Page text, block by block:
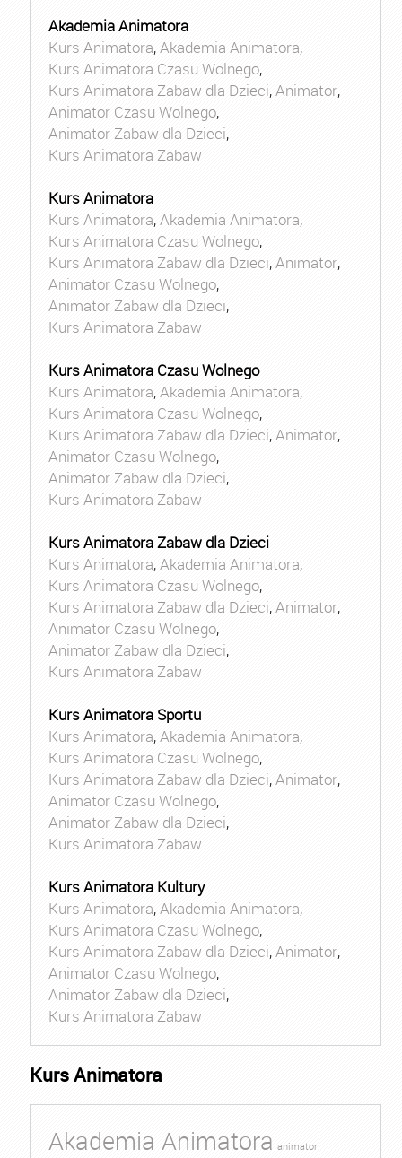
Akademia Animatora
Kurs Animatora,Akademia Animatora,
Kurs Animatora Czasu Wolnego,
Kurs Animatora Zabaw dla Dzieci,Animator,
Animator Czasu Wolnego,
Animator Zabaw dla Dzieci,
Kurs Animatora Zabaw
Kurs Animatora
Kurs Animatora,Akademia Animatora,
Kurs Animatora Czasu Wolnego,
Kurs Animatora Zabaw dla Dzieci,Animator,
Animator Czasu Wolnego,
Animator Zabaw dla Dzieci,
Kurs Animatora Zabaw
Kurs Animatora Czasu Wolnego
Kurs Animatora,Akademia Animatora,
Kurs Animatora Czasu Wolnego,
Kurs Animatora Zabaw dla Dzieci,Animator,
Animator Czasu Wolnego,
Animator Zabaw dla Dzieci,
Kurs Animatora Zabaw
Kurs Animatora Zabaw dla Dzieci
Kurs Animatora,Akademia Animatora,
Kurs Animatora Czasu Wolnego,
Kurs Animatora Zabaw dla Dzieci,Animator,
Animator Czasu Wolnego,
Animator Zabaw dla Dzieci,
Kurs Animatora Zabaw
Kurs Animatora Sportu
Kurs Animatora,Akademia Animatora,
Kurs Animatora Czasu Wolnego,
Kurs Animatora Zabaw dla Dzieci,Animator,
Animator Czasu Wolnego,
Animator Zabaw dla Dzieci,
Kurs Animatora Zabaw
Kurs Animatora Kultury
Kurs Animatora,Akademia Animatora,
Kurs Animatora Czasu Wolnego,
Kurs Animatora Zabaw dla Dzieci,Animator,
Animator Czasu Wolnego,
Animator Zabaw dla Dzieci,
Kurs Animatora Zabaw
Kurs Animatora
Akademia Animatora animator